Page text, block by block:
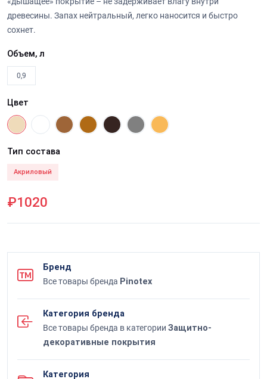
древесины. Запах нейтральный, легко наносится и быстро
сохнет.
Объем, л
0,9
Цвет
Тип состава
Акриловый
₽1020
Бренд
Все товары бренда Pinotex
Категория бренда
Все товары бренда в категории Защитно-
декоративные покрытия
Категория